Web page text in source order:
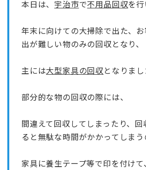
本日は、 宇治市で不用品回収を行
年末に向けての大掃除で出た、
出が難しい物のみの回収となり、
主には大型家具の回収となりまし
部分的な物の回収の際には、
間違えて回収してしまったり、回
ると無駄な時間がかかってしまう
家具に養生テープ等で印を付けて